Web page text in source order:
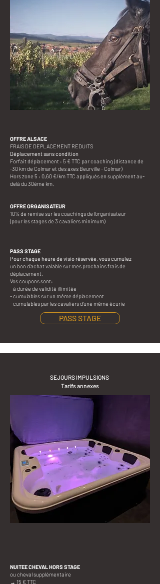
OFFRE ALSACE
FRAIS DE DEPLACEMENT REDUITS
Déplacement sans condition
Forfait déplacement : 5 € TTC par coaching (distance de
-30 km de Colmar et des axes Beurville - Colmar)
Hors zone 5 : 0,60 €/km TTC appliqués en supplément au-
delà du 30ème km.
OFFRE ORGANISATEUR
10% de remise sur les coachings de l'organisateur
(pour les stages de 3 cavaliers minimum)
PASS STAGE
Pour chaque heure de visio réservée, vous cumulez
un bon d'achat valable sur mes prochains frais de
déplacement.
Vos coupons sont:
- à durée de validité illimitée
- cumulables sur un même déplacement
- cumulables par les cavaliers d'une même écurie​
PASS STAGE
SEJOURS IMPULSIONS
Tarifs annexes
NUITEE CHEVAL HORS STAGE
ou cheval supplémentaire​
→ 15 € TTC